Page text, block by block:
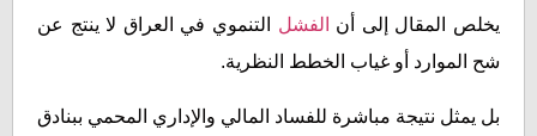
يخلص المقال إلى أن الفشل التنموي في العراق لا ينتج عن
شح الموارد أو غياب الخطط النظرية.
بل يمثل نتيجة مباشرة للفساد المالي والإداري المحمي ببنادق